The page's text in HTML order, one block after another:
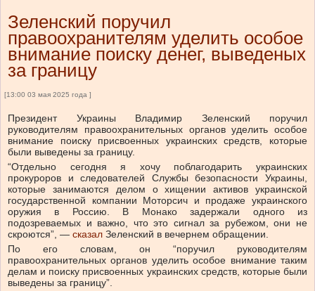
Зеленский поручил
правоохранителям уделить особое
внимание поиску денег, выведеных
за границу
[13:00 03 мая 2025 года ]
Президент Украины Владимир Зеленский поручил
руководителям правоохранительных органов уделить особое
внимание поиску присвоенных украинских средств, которые
были выведены за границу.
“Отдельно сегодня я хочу поблагодарить украинских
прокуроров и следователей Службы безопасности Украины,
которые занимаются делом о хищении активов украинской
государственной компании Моторсич и продаже украинского
оружия в Россию. В Монако задержали одного из
подозреваемых и важно, что это сигнал за рубежом, они не
скроются”, — сказал Зеленский в вечернем обращении.
По его словам, он “поручил руководителям
правоохранительных органов уделить особое внимание таким
делам и поиску присвоенных украинских средств, которые были
выведены за границу”.